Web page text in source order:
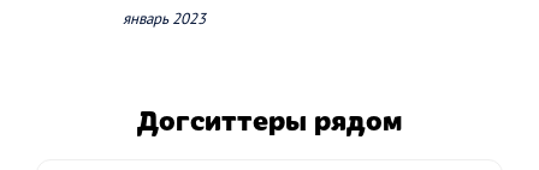
январь 2023
Догситтеры рядом